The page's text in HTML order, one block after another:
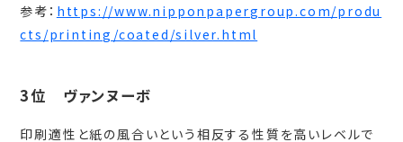
参考： https://www.nipponpapergroup.com/produ
cts/printing/coated/silver.html
3位 ヴァンヌーボ
印刷適性と紙の風合いという相反する性質を高いレベルで